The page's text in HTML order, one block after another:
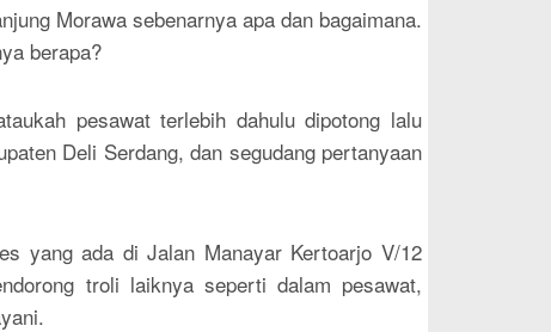
Morawa sebenarnya apa dan bagaimana.
berapa?
pesawat terlebih dahulu dipotong lalu
Deli Serdang, dan segudang pertanyaan
yang ada di Jalan Manayar Kertoarjo V/12
troli laiknya seperti dalam pesawat,